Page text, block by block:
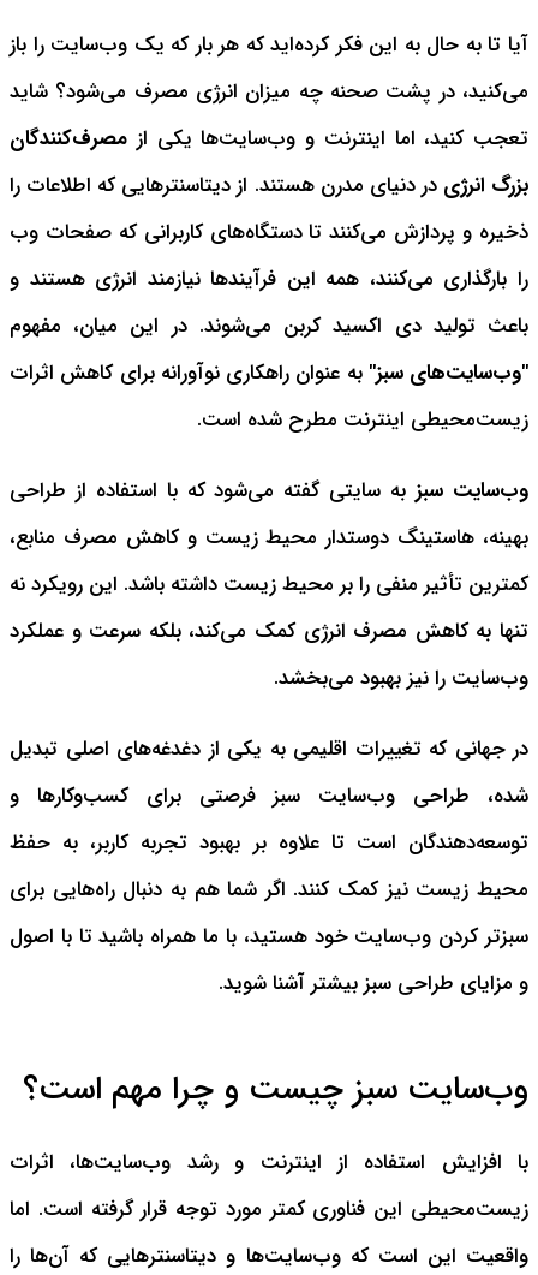
آیا تا به حال به این فکر کرده‌اید که هر بار که یک وب‌سایت را باز
می‌کنید، در پشت صحنه چه میزان انرژی مصرف می‌شود؟ شاید
تعجب کنید، اما اینترنت و وب‌سایت‌ها یکی از مصرف‌کنندگان
بزرگ انرژی در دنیای مدرن هستند. از دیتاسنترهایی که اطلاعات را
ذخیره و پردازش می‌کنند تا دستگاه‌های کاربرانی که صفحات وب
را بارگذاری می‌کنند، همه این فرآیندها نیازمند انرژی هستند و
باعث تولید دی اکسید کربن می‌شوند. در این میان، مفهوم
"وب‌سایت‌های سبز" به عنوان راهکاری نوآورانه برای کاهش اثرات
زیست‌محیطی اینترنت مطرح شده است.
وب‌سایت سبزبه سایتی گفته می‌شود که با استفاده از طراحی
بهینه، هاستینگ دوستدار محیط زیست و کاهش مصرف منابع،
کمترین تأثیر منفی را بر محیط زیست داشته باشد. این رویکرد نه
تنها به کاهش مصرف انرژی کمک می‌کند، بلکه سرعت و عملکرد
وب‌سایت را نیز بهبود می‌بخشد.
در جهانی که تغییرات اقلیمی به یکی از دغدغه‌های اصلی تبدیل
شده‌، طراحی وب‌سایت سبز فرصتی برای کسب‌وکارها و
توسعه‌دهندگان است تا علاوه بر بهبود تجربه کاربر، به حفظ
محیط زیست نیز کمک کنند. اگر شما هم به دنبال راه‌هایی برای
سبزتر کردن وب‌سایت خود هستید، با ما همراه باشید تا با اصول
و مزایای طراحی سبز بیشتر آشنا شوید.
وب‌سایت سبز چیست و چرا مهم است؟
با افزایش استفاده از اینترنت و رشد وب‌سایت‌ها، اثرات
زیست‌محیطی این فناوری کمتر مورد توجه قرار گرفته است. اما
واقعیت این است که وب‌سایت‌ها و دیتاسنترهایی که آن‌ها را